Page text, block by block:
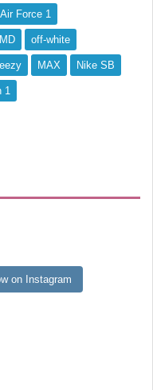
Air Force 1
off-white
MAX Nike SB
1
on Instagram